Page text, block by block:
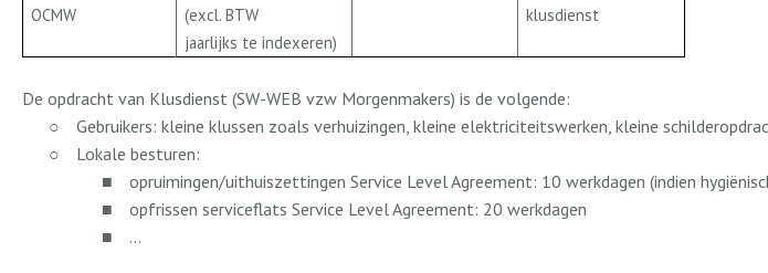
OCMW
(excl. BTW
jaarlijks te indexeren)
klusdienst
De opdracht van Klusdienst (SW-WEB vzw Morgenmakers) is de volgende:
○
Gebruikers: kleine klussen zoals verhuizingen, kleine elektriciteitswerken, kleine
○
Lokale besturen:
■
opruimingen/uithuiszettingen Service Level Agreement: 10 werkdagen (indien
■
opfrissen serviceflats Service Level Agreement: 20 werkdagen
■
…